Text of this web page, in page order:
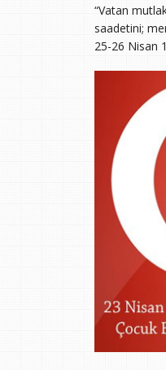
“Vatan
saadetini;
25-26 Nisan